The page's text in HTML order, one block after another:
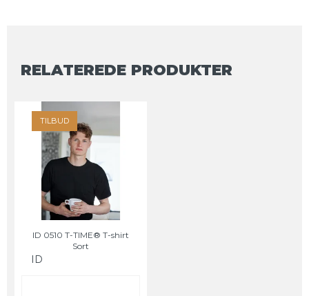
RELATEREDE PRODUKTER
TILBUD
ID 0510 T-TIME® T-shirt
Sort
ID